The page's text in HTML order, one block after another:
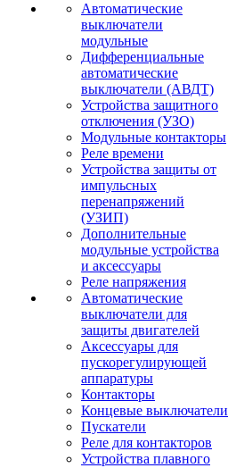
Автоматические
выключатели
модульные
Дифференциальные
автоматические
выключатели (АВДТ)
Устройства защитного
отключения (УЗО)
Модульные контакторы
Реле времени
Устройства защиты от
импульсных
перенапряжений
(УЗИП)
Дополнительные
модульные устройства
и аксессуары
Реле напряжения
Автоматические
выключатели для
защиты двигателей
Аксессуары для
пускорегулирующей
аппаратуры
Контакторы
Концевые выключатели
Пускатели
Реле для контакторов
Устройства плавного